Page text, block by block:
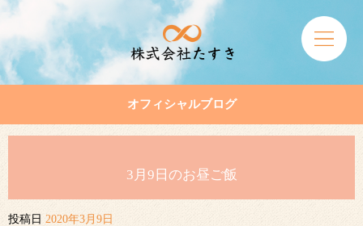
オフィシャルブログ
3月9日のお昼ご飯
投稿日 2020年3月9日